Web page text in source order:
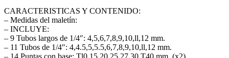
CARACTERISTICAS Y CONTENIDO:
– Medidas del maletín:
– INCLUYE:
– 9 Tubos largos de 1/4″: 4,5,6,7,8,9,10,ll,12 mm.
– 11 Tubos de 1/4″: 4,4.5,5,5.5,6,7,8,9,10,ll,12 mm.